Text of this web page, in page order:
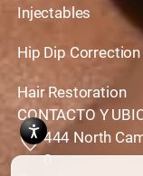
Injectables
Hip Dip Correction
Hair Restoration
CONTACTO Y
444 North
0